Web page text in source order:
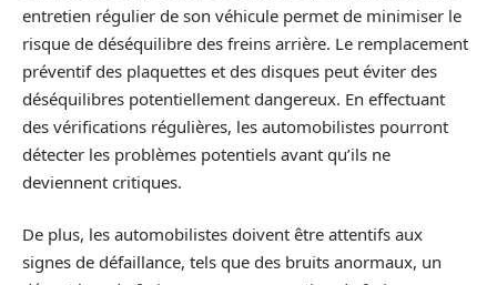
entretien régulier de son véhicule permet de minimiser le
risque de déséquilibre des freins arrière. Le remplacement
préventif des plaquettes et des disques peut éviter des
déséquilibres potentiellement dangereux. En effectuant
des vérifications régulières, les automobilistes pourront
détecter les problèmes potentiels avant qu’ils ne
deviennent critiques.
De plus, les automobilistes doivent être attentifs aux
signes de défaillance, tels que des bruits anormaux, un